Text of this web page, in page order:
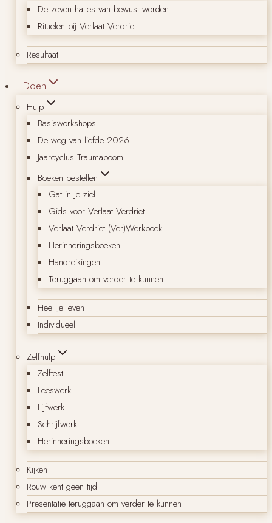
De zeven haltes van bewust worden
Rituelen bij Verlaat Verdriet
Resultaat
Doen
Hulp
Basisworkshops
De weg van liefde 2026
Jaarcyclus Traumaboom
Boeken bestellen
Gat in je ziel
Gids voor Verlaat Verdriet
Verlaat Verdriet (Ver)Werkboek
Herinneringsboeken
Handreikingen
Teruggaan om verder te kunnen
Heel je leven
Individueel
Zelfhulp
Zelftest
Leeswerk
Lijfwerk
Schrijfwerk
Herinneringsboeken
Kijken
Rouw kent geen tijd
Presentatie teruggaan om verder te kunnen